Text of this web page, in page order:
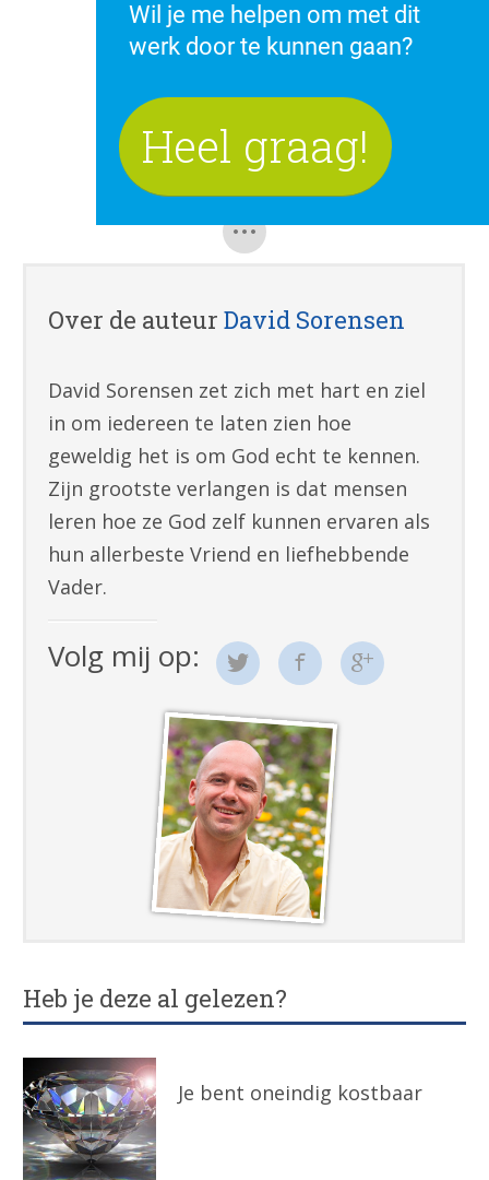
Google+
Gmail
Over de auteurDavid Sorensen
David Sorensen zet zich met hart en ziel
in om iedereen te laten zien hoe
geweldig het is om God echt te kennen.
Zijn grootste verlangen is dat mensen
leren hoe ze God zelf kunnen ervaren als
hun allerbeste Vriend en liefhebbende
Vader.
Volg mij op:
Heb je deze al gelezen?
Je bent oneindig kostbaar
Wil je me helpen om met dit
werk door te kunnen gaan?
Heel graag!